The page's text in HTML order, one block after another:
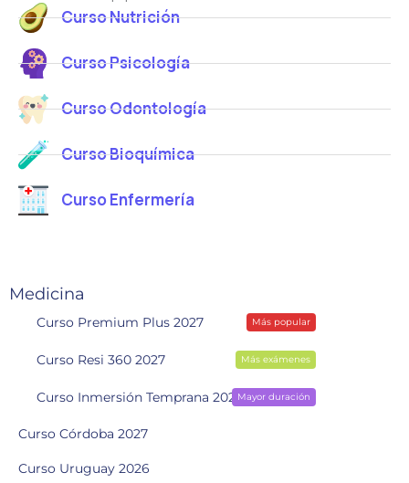
Curso Nutrición
Curso Psicología
Curso Odontología
Curso Bioquímica
Curso Enfermería
Medicina
Curso Premium Plus 2027 Más popular
Curso Resi 360 2027 Más exámenes
Curso Inmersión Temprana 2028Mayor duración
Curso Córdoba 2027
Curso Uruguay 2026